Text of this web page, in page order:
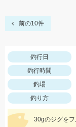
前の10件
釣行日
釣行時間
釣場
釣り方